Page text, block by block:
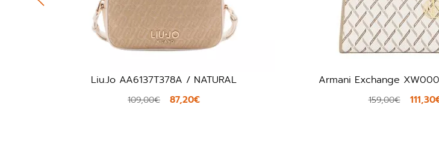
Liu.Jo AA6137T378A / NATURAL
109,00€ 87,20€
Armani Exchange
159,00€